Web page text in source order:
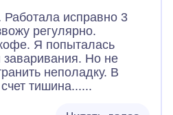
исправно 3
регулярно.
Я попыталась
Но не
неполадку. В
тишина......